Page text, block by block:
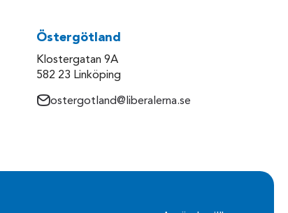
Östergötland
Klostergatan 9A
582 23 Linköping
ostergotland@liberalerna.se